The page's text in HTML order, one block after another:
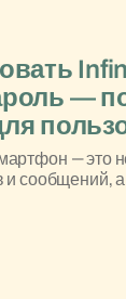
—
— это
и сообщений,